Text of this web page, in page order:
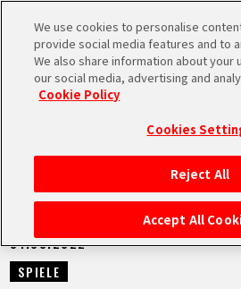
STARTSEITE
NEUES
NEUES
31.08.2022
SPIELE
We use cookies to personalise
provide social media features and to
We also share information about your
our social media, advertising and
Cookie Policy
Cookies
Reject All
Accept All